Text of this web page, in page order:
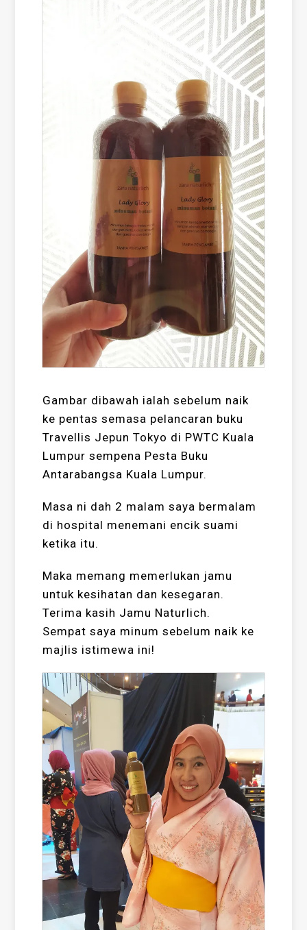
Gambar dibawah ialah sebelum naik
ke pentas semasa pelancaran buku
Travellis Jepun Tokyo di PWTC Kuala
Lumpur sempena Pesta Buku
Antarabangsa Kuala Lumpur.
Masa ni dah 2 malam saya bermalam
di hospital menemani encik suami
ketika itu.
Maka memang memerlukan jamu
untuk kesihatan dan kesegaran.
Terima kasih Jamu Naturlich.
Sempat saya minum sebelum naik ke
majlis istimewa ini!